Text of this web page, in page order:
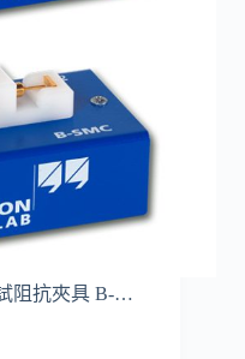
阻抗夾具 B-…